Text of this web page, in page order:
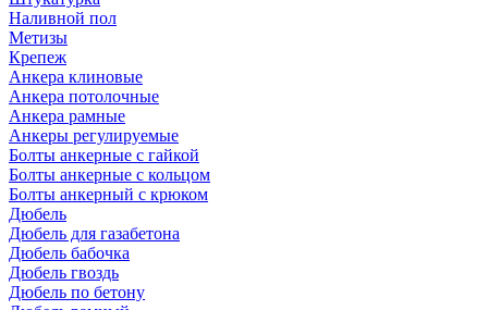
Наливной пол
Метизы
Крепеж
Анкера клиновые
Анкера потолочные
Анкера рамные
Анкеры регулируемые
Болты анкерные с гайкой
Болты анкерные с кольцом
Болты анкерный с крюком
Дюбель
Дюбель для газабетона
Дюбель бабочка
Дюбель гвоздь
Дюбель по бетону